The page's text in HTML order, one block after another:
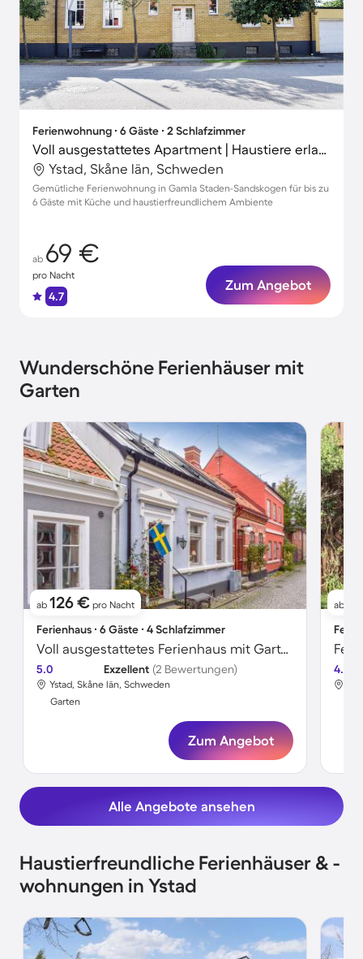
Ferienwohnung ∙ 6 Gäste ∙ 2 Schlafzimmer
Voll ausgestattetes Apartment | Haustiere erlaubt
Ystad, Skåne län, Schweden
Gemütliche Ferienwohnung in Gamla Staden-Sandskogen für bis zu
6 Gäste mit Küche und haustierfreundlichem Ambiente
ab 69 €
pro Nacht
4.7
Zum Angebot
Wunderschöne Ferienhäuser mit
Garten
ab 126 € pro Nacht
Ferienhaus ∙ 6 Gäste ∙ 4 Schlafzimmer
Voll ausgestattetes Ferienhaus mit Garten und Terrasse | Seeblick | Nah am Strand
5.0 Exzellent (2 Bewertungen)
Ystad, Skåne län, Schweden
Garten
Zum Angebot
ab
4.7
Alle Angebote ansehen
Haustierfreundliche Ferienhäuser & -
wohnungen in Ystad